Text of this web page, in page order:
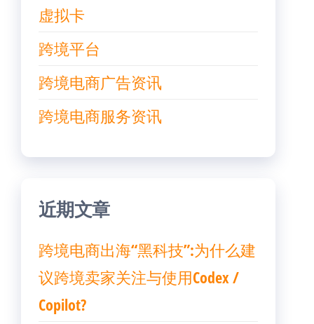
虚拟卡
跨境平台
跨境电商广告资讯
跨境电商服务资讯
近期文章
跨境电商出海“黑科技”:为什么建
议跨境卖家关注与使用Codex /
Copilot?